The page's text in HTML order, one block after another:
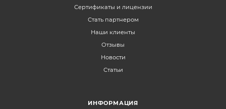
Сертификаты и лицензии
Стать партнером
Наши клиенты
Отзывы
Новости
Статьи
ИНФОРМАЦИЯ